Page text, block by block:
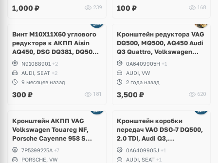
1,000 ₽ 239 100 ₽ 168
Винт M10X11X60 углового
редуктора к АКПП Aisin
AQ450, DSG DQ381, DQ500,
Audi S3, RS3, TTS, TTRS,
Q3, RSQ3, Volkswagen Golf
7.5 R, Arteon, Tiguan,
N91088901 +2
AUDI, SEAT +2
9 месяцев назад
300 ₽ 181
Кронштейн редуктора VAG
DQ500, MQ500, AQ450 Audi
Q3 Quattro, Volkswagen
Tiguan 4Motion 2.0 TSI
0A6409905H +1
AUDI, VW
2 года назад
3,500 ₽ 620
Кронштейн АКПП VAG
Volkswagen Touareg NF,
Porsche Cayenne 958 S
Hybrid, V6 3.0 TFSI CGEA
7P5399225A +7
PORSCHE, VW
Кронштейн коробки
передач VAG DSG-7 DQ500,
2.0 TDI, Audi Q3,
Volkswagen Tiguan, Sharan,
Seat Alhambra
0A6409905J +1
AUDI, SEAT +1